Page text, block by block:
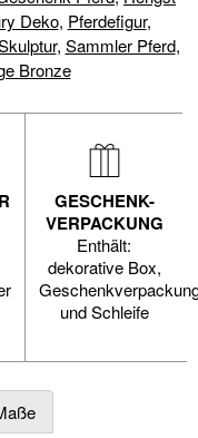
Deko, Pferdefigur,
, Sammler Pferd,
Bronze
GESCHENK-
VERPACKUNG
Enthält:
dekorative Box,
und Schleife